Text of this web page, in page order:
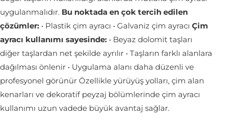
uygulanmalıdır. Bu noktada en çok tercih edilen
çözümler: • Plastik çim ayracı • Galvaniz çim ayracı Çim
ayracı kullanımı sayesinde: • Beyaz dolomit taşları
diğer taşlardan net şekilde ayrılır • Taşların farklı alanlara
dağılması önlenir • Uygulama alanı daha düzenli ve
profesyonel görünür Özellikle yürüyüş yolları, çim alan
kenarları ve dekoratif peyzaj bölümlerinde çim ayracı
kullanımı uzun vadede büyük avantaj sağlar.